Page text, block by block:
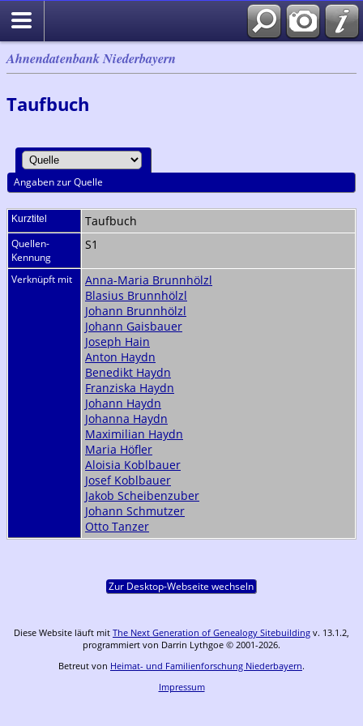
Ahnendatenbank Niederbayern
Taufbuch
Angaben zur Quelle
Kurztitel Taufbuch
Quellen-
Kennung
S1
Verknüpft mit
Anna-Maria Brunnhölzl
Blasius Brunnhölzl
Johann Brunnhölzl
Johann Gaisbauer
Joseph Hain
Anton Haydn
Benedikt Haydn
Franziska Haydn
Johann Haydn
Johanna Haydn
Maximilian Haydn
Maria Höfler
Aloisia Koblbauer
Josef Koblbauer
Jakob Scheibenzuber
Johann Schmutzer
Otto Tanzer
Zur Desktop-Webseite wechseln
Diese Website läuft mit The Next Generation of Genealogy Sitebuilding v. 13.1.2,
programmiert von Darrin Lythgoe © 2001-2026.
Betreut von Heimat- und Familienforschung Niederbayern.
Impressum